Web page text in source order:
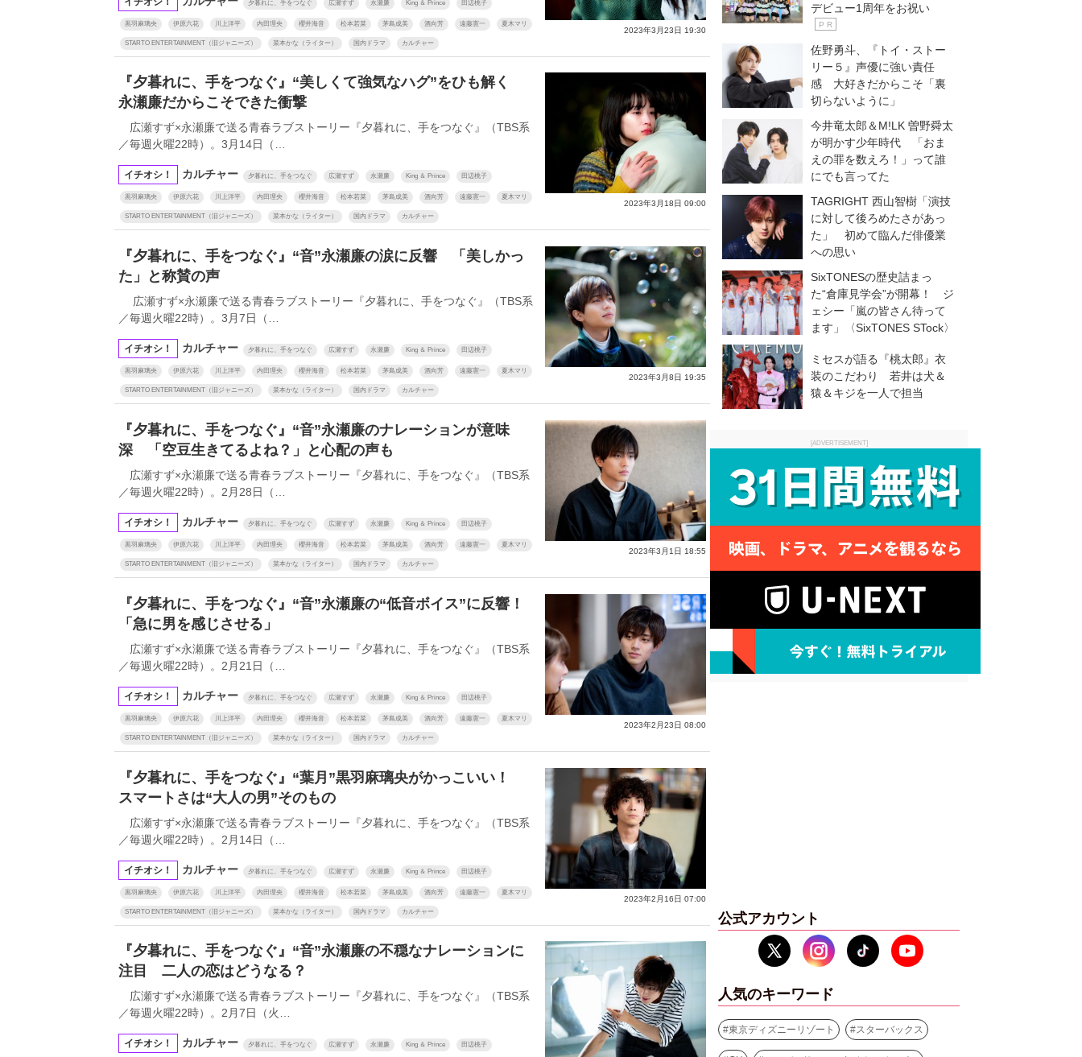
2023年3月23日 19:30
夕暮れに、手をつなぐ 広瀬すず 永瀬廉 King ＆ Prince 田辺桃子
黒羽麻璃央 伊原六花 川上洋平 内田理央 櫻井海音 松本若菜 茅島成美 酒向芳 遠藤憲一 夏木マリ
STARTO ENTERTAINMENT（旧ジャニーズ） 菜本かな（ライター） 国内ドラマ カルチャー
2023年3月18日 09:00
『夕暮れに、手をつなぐ』“美しくて強気なハグ”をひも解く
永瀬廉だからこそできた衝撃
広瀬すず×永瀬廉で送る青春ラブストーリー『夕暮れに、手をつなぐ』（TBS系
／毎週火曜22時）。3月14日（…
イチオシ！ カルチャー 夕暮れに、手をつなぐ 広瀬すず 永瀬廉 King ＆ Prince 田辺桃子
黒羽麻璃央 伊原六花 川上洋平 内田理央 櫻井海音 松本若菜 茅島成美 酒向芳 遠藤憲一 夏木マリ
STARTO ENTERTAINMENT（旧ジャニーズ） 菜本かな（ライター） 国内ドラマ カルチャー
2023年3月8日 19:35
『夕暮れに、手をつなぐ』“音”永瀬廉の涙に反響 「美しかっ
た」と称賛の声
広瀬すず×永瀬廉で送る青春ラブストーリー『夕暮れに、手をつなぐ』（TBS系
／毎週火曜22時）。3月7日（…
イチオシ！ カルチャー 夕暮れに、手をつなぐ 広瀬すず 永瀬廉 King ＆ Prince 田辺桃子
黒羽麻璃央 伊原六花 川上洋平 内田理央 櫻井海音 松本若菜 茅島成美 酒向芳 遠藤憲一 夏木マリ
STARTO ENTERTAINMENT（旧ジャニーズ） 菜本かな（ライター） 国内ドラマ カルチャー
2023年3月1日 18:55
『夕暮れに、手をつなぐ』“音”永瀬廉のナレーションが意味
深 「空豆生きてるよね？」と心配の声も
広瀬すず×永瀬廉で送る青春ラブストーリー『夕暮れに、手をつなぐ』（TBS系
／毎週火曜22時）。2月28日（…
イチオシ！ カルチャー 夕暮れに、手をつなぐ 広瀬すず 永瀬廉 King ＆ Prince 田辺桃子
黒羽麻璃央 伊原六花 川上洋平 内田理央 櫻井海音 松本若菜 茅島成美 酒向芳 遠藤憲一 夏木マリ
STARTO ENTERTAINMENT（旧ジャニーズ） 菜本かな（ライター） 国内ドラマ カルチャー
2023年2月23日 08:00
『夕暮れに、手をつなぐ』“音”永瀬廉の“低音ボイス”に反響！
「急に男を感じさせる」
広瀬すず×永瀬廉で送る青春ラブストーリー『夕暮れに、手をつなぐ』（TBS系
／毎週火曜22時）。2月21日（…
イチオシ！ カルチャー 夕暮れに、手をつなぐ 広瀬すず 永瀬廉 King ＆ Prince 田辺桃子
黒羽麻璃央 伊原六花 川上洋平 内田理央 櫻井海音 松本若菜 茅島成美 酒向芳 遠藤憲一 夏木マリ
STARTO ENTERTAINMENT（旧ジャニーズ） 菜本かな（ライター） 国内ドラマ カルチャー
2023年2月16日 07:00
『夕暮れに、手をつなぐ』“葉月”黒羽麻璃央がかっこいい！
スマートさは“大人の男”そのもの
広瀬すず×永瀬廉で送る青春ラブストーリー『夕暮れに、手をつなぐ』（TBS系
／毎週火曜22時）。2月14日（…
イチオシ！ カルチャー 夕暮れに、手をつなぐ 広瀬すず 永瀬廉 King ＆ Prince 田辺桃子
黒羽麻璃央 伊原六花 川上洋平 内田理央 櫻井海音 松本若菜 茅島成美 酒向芳 遠藤憲一 夏木マリ
STARTO ENTERTAINMENT（旧ジャニーズ） 菜本かな（ライター） 国内ドラマ カルチャー
『夕暮れに、手をつなぐ』“音”永瀬廉の不穏なナレーションに
注目 二人の恋はどうなる？
広瀬すず×永瀬廉で送る青春ラブストーリー『夕暮れに、手をつなぐ』（TBS系
／毎週火曜22時）。2月7日（火…
イチオシ！ カルチャー 夕暮れに、手をつなぐ 広瀬すず 永瀬廉 King ＆ Prince 田辺桃子
デビュー1周年をお祝い
P R
佐野勇斗、『トイ・ストー
リー５』声優に強い責任
感 大好きだからこそ「裏
切らないように」
今井竜太郎＆M!LK 曽野舜太
が明かす少年時代 「おま
えの罪を数えろ！」って誰
にでも言ってた
TAGRIGHT 西山智樹「演技
に対して後ろめたさがあっ
た」 初めて臨んだ俳優業
への思い
SixTONESの歴史詰まっ
た“倉庫見学会”が開幕！ ジ
ェシー「嵐の皆さん待って
ます」〈SixTONES STock〉
ミセスが語る『桃太郎』衣
装のこだわり 若井は犬＆
猿＆キジを一人で担当
[ADVERTISEMENT]
公式アカウント
人気のキーワード
#東京ディズニーリゾート #スターバックス